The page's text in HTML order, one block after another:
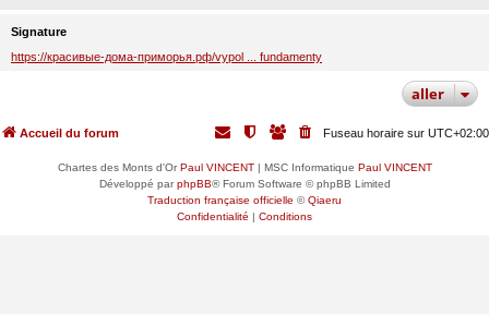
Signature
https://красивые-дома-приморья.рф/vypol ... fundamenty
aller
Accueil du forum Fuseau horaire sur UTC+02:00
Chartes des Monts d'OrPaul VINCENT| MSC Informatique Paul VINCENT
Développé parphpBB® Forum Software © phpBB Limited
Traduction française officielle ©Qiaeru
Confidentialité | Conditions